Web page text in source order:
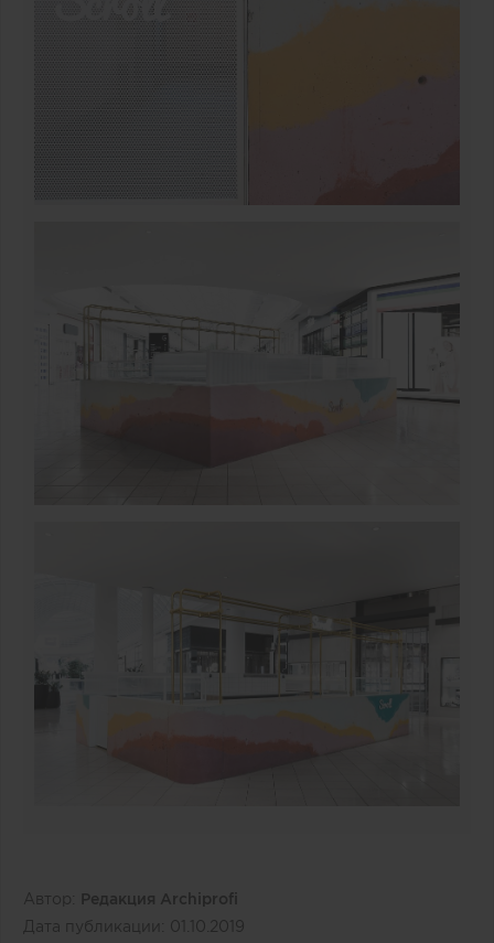
Автор:
Редакция Archiprofi
Дата публикации: 01.10.2019